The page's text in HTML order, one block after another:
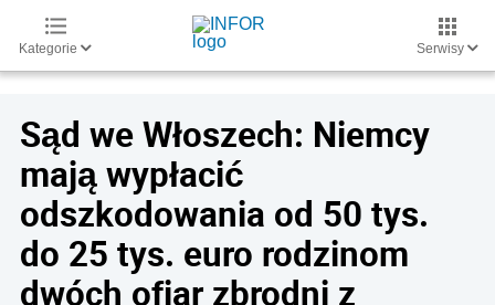
Kategorie Serwisy
Sąd we Włoszech: Niemcy
mają wypłacić
odszkodowania od 50 tys.
do 25 tys. euro rodzinom
dwóch ofiar zbrodni z